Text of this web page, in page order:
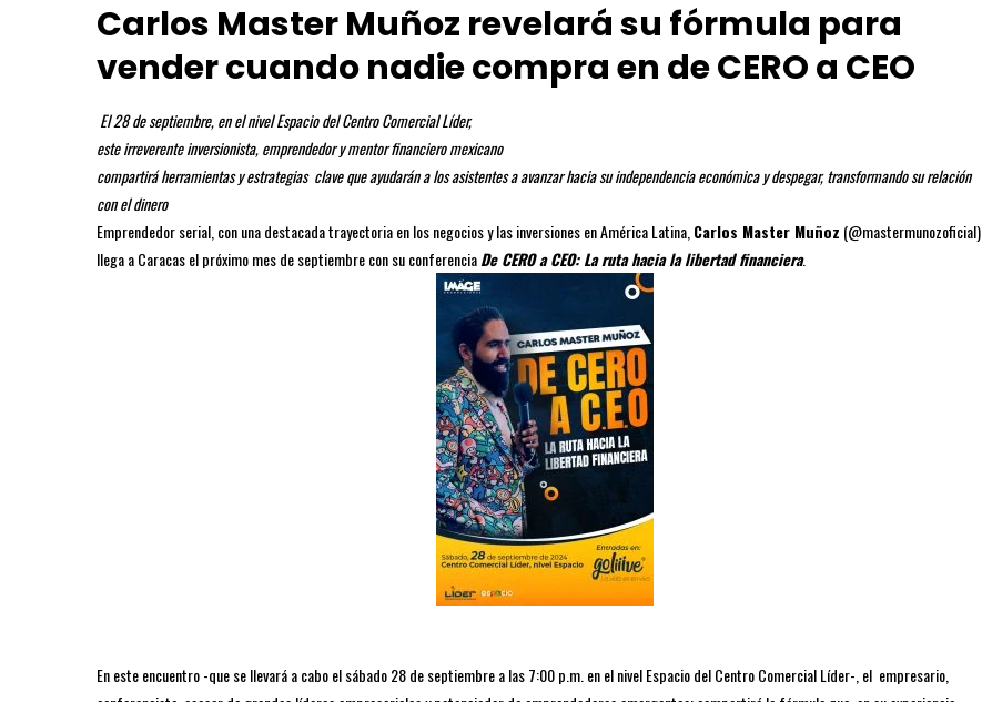
Carlos Master Muñoz revelará su fórmula para
vender cuando nadie compra en de CERO a CEO
El 28 de septiembre, en el nivel Espacio del Centro Comercial Líder,
este irreverente inversionista, emprendedor y mentor financiero mexicano
compartirá herramientas y estrategias clave que ayudarán a los asistentes a avanzar hacia su independencia económica y despegar, transformando su relación
con el dinero
Emprendedor serial, con una destacada trayectoria en los negocios y las inversiones en América Latina, Carlos Master Muñoz (@mastermunozoficial)
llega a Caracas el próximo mes de septiembre con su conferenciaDe CERO a CEO: La ruta hacia la libertad financiera.
En este encuentro -que se llevará a cabo el sábado 28 de septiembre a las 7:00 p.m. en el nivel Espacio del Centro Comercial Líder-, el empresario,